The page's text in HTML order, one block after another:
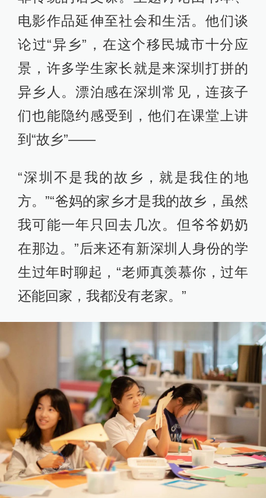
电影作品延伸至社会和生活。他们谈
论过“异乡”，在这个移民城市十分应
景，许多学生家长就是来深圳打拼的
异乡人。漂泊感在深圳常见，连孩子
们也能隐约感受到，他们在课堂上讲
到“故乡”——
“深圳不是我的故乡，就是我住的地
方。”“爸妈的家乡才是我的故乡，虽然
我可能一年只回去几次。但爷爷奶奶
在那边。”后来还有新深圳人身份的学
生过年时聊起，“老师真羡慕你，过年
还能回家，我都没有老家。”